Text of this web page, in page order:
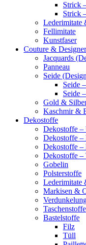
Strick
Strick
Lederimitate
Fellimitate
Kunstfaser
Couture &
Jacquards
Panneau
Seide
Seide
Seide
Gold &
Kaschmir &
Dekostoffe
Dekostoffe –
Dekostoffe –
Dekostoffe –
Dekostoffe –
Gobelin
Polsterstoffe
Lederimitate
Markisen &
Taschenstoffe
Bastelstoffe
Filz
Tüll